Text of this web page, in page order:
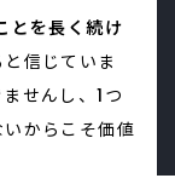
とを長く続け
と信じていま
せんし、1つ
からこそ価値